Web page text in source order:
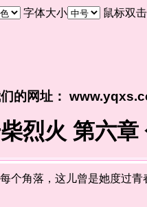
字体大小 鼠标双
的网址：
烈火 第六章
角落，这儿曾是她度过青